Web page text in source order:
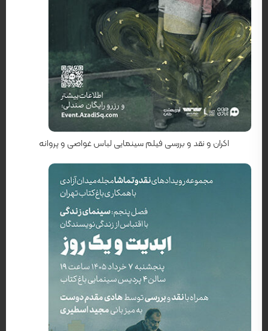
کارگردان: جولیان اشنابل
اکران و نقد و بررسی فیلم سینمایی لباس غواصی و پروانه